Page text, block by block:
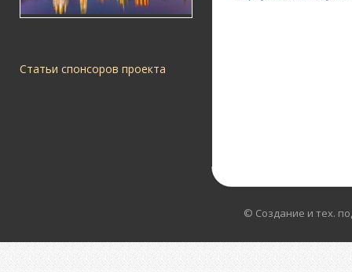
Статьи спонсоров проекта
© Создание и тех.